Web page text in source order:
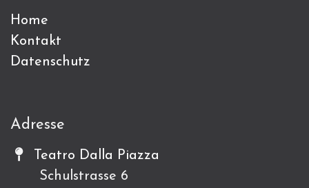
Home
Kontakt
Datenschutz
Adresse
Teatro Dalla Piazza
Schulstrasse 6